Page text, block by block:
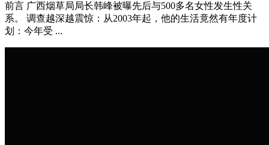
前言 广西烟草局局长韩峰被曝先后与500多名女性发生性关
系。 调查越深越震惊：从2003年起，他的生活竟然有年度计
划：今年受 ...